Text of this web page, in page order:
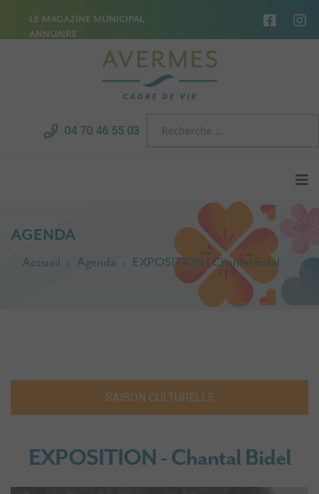
LE MAGAZINE MUNICIPAL
ANNUAIRE
04 70 46 55 03
AGENDA
Accueil Agenda EXPOSITION - Chantal Bidel
EXPOSITION - Chantal Bidel
SAISON CULTURELLE